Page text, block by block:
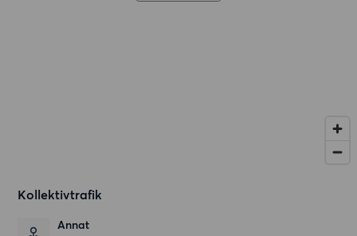
Kollektivtrafik
Annat